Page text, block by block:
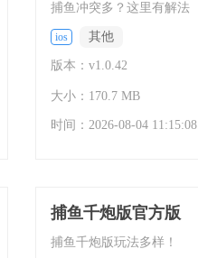
捕鱼冲突多？这里有解法
ios 其他
版本：v1.0.42
大小：170.7 MB
时间： 2026-08-04 11:15:08
捕鱼千炮版官方版
捕鱼千炮版玩法多样！